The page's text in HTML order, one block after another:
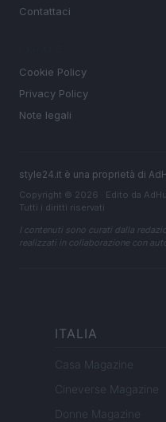
Contattaci
Cookie Policy
Privacy Policy
Note legali
style24.it è una proprietà di
Copyright © 2026 · Edito da
Tutti i diritti riservati
I contenuti sono curati dalla
realizzati in collaborazione con
ITALIA
Casa Magazine
Cineverse Magazine
Donne Magazine